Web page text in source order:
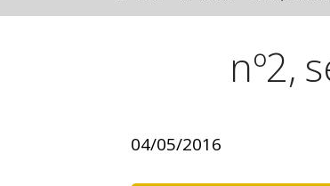
nº2,
04/05/2016